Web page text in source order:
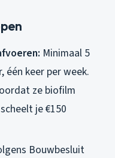
Minimaal 5
keer per week.
ze biofilm
je €150
Bouwbesluit